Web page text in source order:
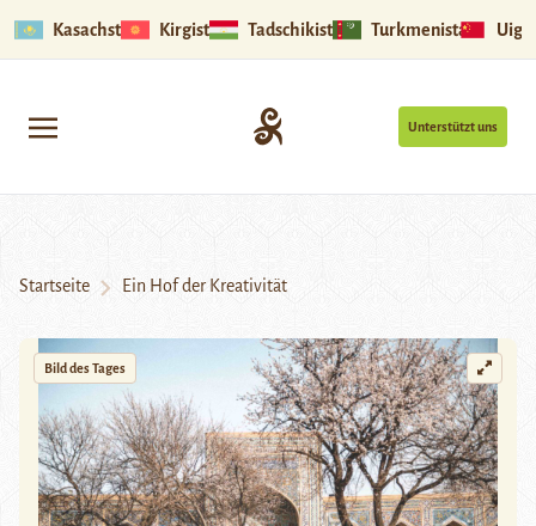
Kasachstan Kirgistan Tadschikistan Turkmenistan
Unterstützt uns
Startseite Ein Hof der Kreativität
Bild des Tages